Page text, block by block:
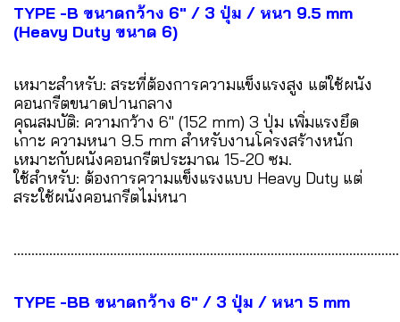
TYPE -B ขนาดกว้าง 6" / 3 ปุ่ม / หนา 9.5 mm
(Heavy Duty ขนาด 6)
เหมาะสำหรับ: สระที่ต้องการความแข็งแรงสูง แต่ใช้ผนัง
คอนกรีตขนาดปานกลาง
คุณสมบัติ: ความกว้าง 6" (152 mm) 3 ปุ่ม เพิ่มแรงยึด
เกาะ ความหนา 9.5 mm สำหรับงานโครงสร้างหนัก
เหมาะกับผนังคอนกรีตประมาณ 15-20 ซม.
ใช้สำหรับ: ต้องการความแข็งแรงแบบ Heavy Duty แต่
สระใช้ผนังคอนกรีตไม่หนา
TYPE -BB ขนาดกว้าง 6" / 3 ปุ่ม / หนา 5 mm